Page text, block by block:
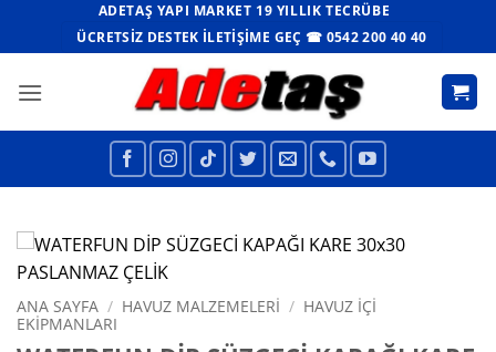
ADETAŞ YAPI MARKET 19 YILLIK TECRÜBE
ÜCRETSIZ DESTEK İLETIŞIME GEÇ ☎ 0542 200 40 40
ANA SAYFA / HAVUZ MALZEMELERI / HAVUZ İÇI
EKIPMANLARI